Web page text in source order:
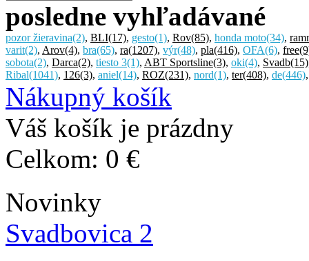
posledne vyhľadávané
pozor žieravina(2), BLI(17), gesto(1), Rov(85), honda moto(34),
varit(2), Arov(4), bra(65), ra(1207), výr(48), pla(416), OFA(6), free
sobota(2), Darca(2), tiesto 3(1), ABT Sportsline(3), oki(4), Svadb(15)
Ribal(1041), 126(3), aniel(14), ROZ(231), nord(1), ter(408), de(446)
Nákupný košík
Váš košík je prázdny
Celkom: 0 €
Novinky
Svadbovica 2